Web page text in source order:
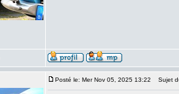
Posté le: Mer Nov 05, 2025 13:22 Sujet